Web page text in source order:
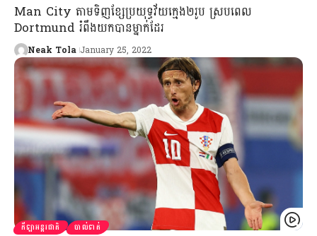
Man City តាមទិញខ្សែប្រយុទ្ធវ័យក្មេង២រូប ស្របពេល
Dortmund រំពឹងយកបានម្នាក់ដែរ
Neak Tola January 25, 2022
កីឡាអន្តរជាតិ បាល់ទាត់